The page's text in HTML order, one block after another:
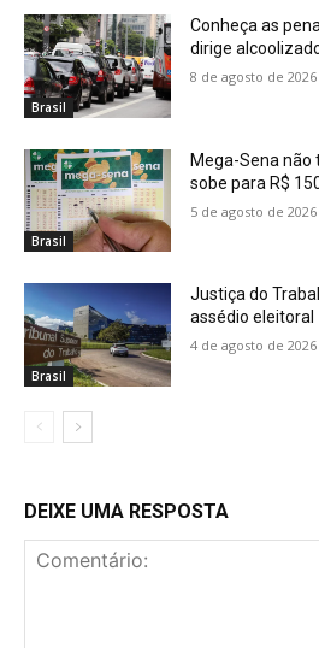
Brasil
Conheça as
dirige
8 de agosto de 2026
Brasil
Mega-Sena
sobe para R$
5 de agosto de 2026
Brasil
Justiça do
assédio eleitoral
4 de agosto de 2026
DEIXE UMA RESPOSTA